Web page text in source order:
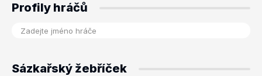
Profily hráčů
Sázkařský žebříček